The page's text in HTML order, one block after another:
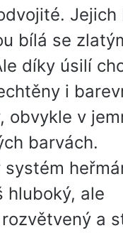
Jejich
bílá se
díky úsilí
i
obvykle v
barvách.
systém
hluboký, ale
a